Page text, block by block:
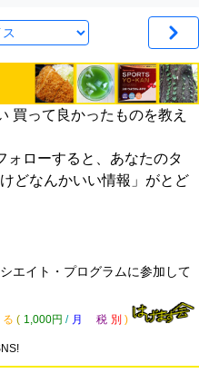
買って良かったものを教え
ォローすると、あなたのタ
どなんかいい情報」がとど
エイト・プログラムに参加して
る ( 1,000円 / 月 税 別 )